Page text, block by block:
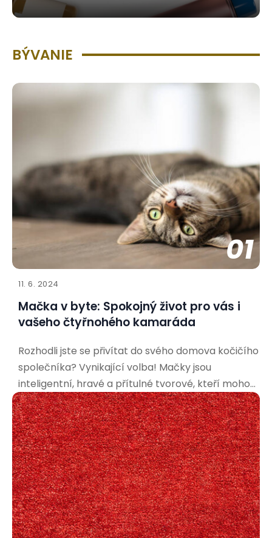
BÝVANIE
01
11. 6. 2024
Mačka v byte: Spokojný život pro vás i
vašeho čtyřnohého kamaráda
Rozhodli jste se přivítat do svého domova kočičího
společníka? Vynikající volba! Mačky jsou
inteligentní, hravé a přítulné tvorové, kteří mohou
přinést do vašeho života spoustu radosti. Aby bylo
soužití co nejpříjemnější pro vás i vašeho nového
spolubydlícího, je důležité připravit se a vytvořit
mu vhodné